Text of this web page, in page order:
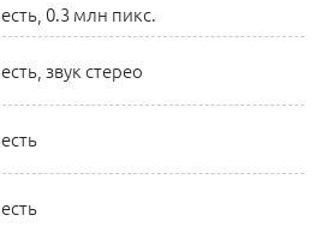
есть, 0.3 млн пикс.
есть, звук стерео
есть
есть